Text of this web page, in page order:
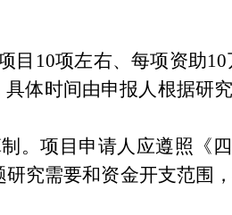
目10项左右、每项资助
体时间由申报人根据研
。项目申请人应遵照《
究需要和资金开支范围，